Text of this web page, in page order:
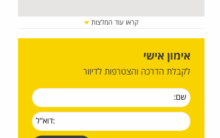
קראו עוד המלצות
אימון אישי
לקבלת הדרכה והצטרפות לדיוור